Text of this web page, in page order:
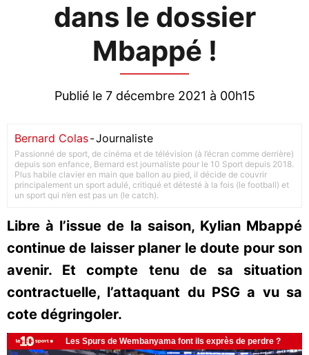
dans le dossier
Mbappé !
Publié le 7 décembre 2021 à 00h15
Bernard Colas-Journaliste
Passionné de sport, de cinéma et de télévision (à l’écran comme derrière)
depuis son enfance, Bernard est journaliste pour le 10 Sport depuis 2018.
Plus habile clavier en main que ballon au pied, il décide de couvrir
principalement un sport adulé, critiqué et détesté à la fois (le football) et
un sport qui n’en est pas un (le catch).
Libre à l’issue de la saison, Kylian Mbappé
continue de laisser planer le doute pour son
avenir. Et compte tenu de sa situation
contractuelle, l’attaquant du PSG a vu sa
cote dégringoler.